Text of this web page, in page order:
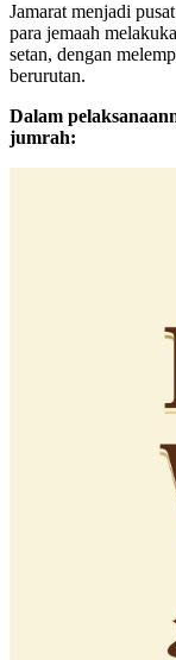
Jamarat menjadi
para jemaah
setan, dengan
berurutan.
Dalam
jumrah: